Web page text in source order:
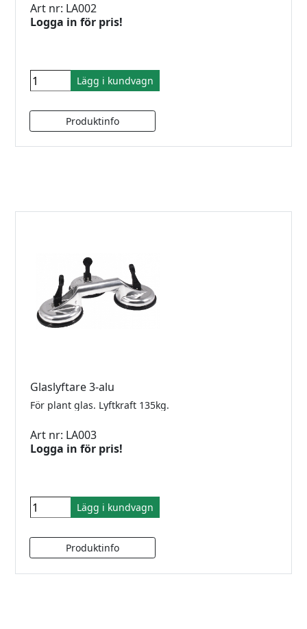
Art nr: LA002
Logga in för pris!
Lägg i kundvagn
Glaslyftare 3-alu
För plant glas. Lyftkraft 135kg.
Art nr: LA003
Logga in för pris!
Lägg i kundvagn